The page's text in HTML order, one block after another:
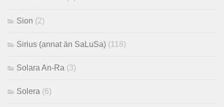
Sion (2)
Sirius (annat än SaLuSa) (118)
Solara An-Ra (3)
Solera (6)